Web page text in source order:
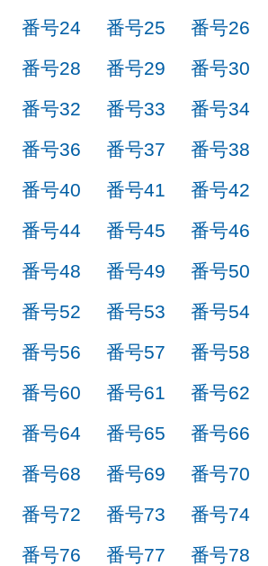
番号24
番号25 番号26
番号28
番号29 番号30
番号32
番号33 番号34
番号36
番号37 番号38
番号40
番号41 番号42
番号44
番号45 番号46
番号48
番号49 番号50
番号52
番号53 番号54
番号56
番号57 番号58
番号60
番号61 番号62
番号64
番号65 番号66
番号68
番号69 番号70
番号72
番号73 番号74
番号76
番号77 番号78